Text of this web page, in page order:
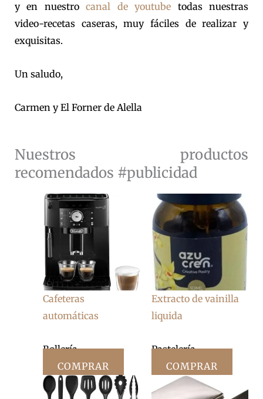
y en nuestrocanal de youtube todas nuestras
video-recetas caseras, muy fáciles de realizar y
exquisitas.
Un saludo,
Carmen y El Forner de Alella
Nuestros productos
recomendados #publicidad
Cafeteras
automáticas
Bollería
COMPRAR
Extracto de vainilla
liquida
Pastelería
COMPRAR